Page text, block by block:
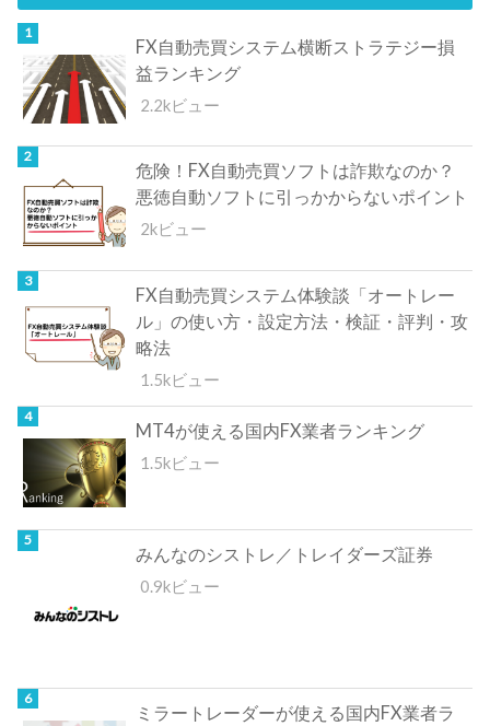
FX自動売買システム横断ストラテジー損
益ランキング
2.2kビュー
危険！FX自動売買ソフトは詐欺なのか？
悪徳自動ソフトに引っかからないポイント
2kビュー
FX自動売買システム体験談「オートレー
ル」の使い方・設定方法・検証・評判・攻
略法
1.5kビュー
MT4が使える国内FX業者ランキング
1.5kビュー
みんなのシストレ／トレイダーズ証券
0.9kビュー
ミラートレーダーが使える国内FX業者ラ